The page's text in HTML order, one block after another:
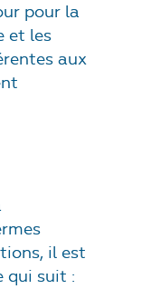
pour la
et les
aux
il est
qui suit :